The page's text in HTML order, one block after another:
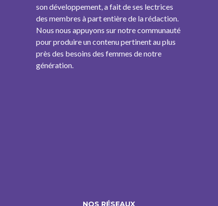
son développement, a fait de ses lectrices
des membres à part entière de la rédaction.
Nous nous appuyons sur notre communauté
pour produire un contenu pertinent au plus
près des besoins des femmes de notre
génération.
NOS RÉSEAUX